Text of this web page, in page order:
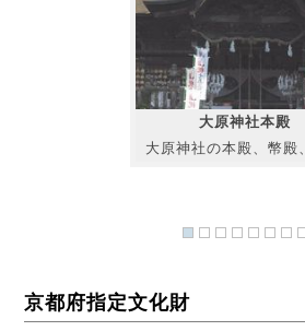
大原神社本殿
大原神社の本殿、幣殿
京都府指定文化財